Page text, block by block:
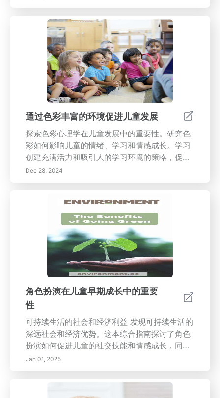
工具的好处，例如个性化的学习体验和课堂参与
度的提高。了解如何选择适合您教育需求的工
具，评估用户友好的功能，并跟上教育技术的未
来趋势。通过这些创新资源将传统学习转变为动
态体验，以满足多样化的学习风格并促进合作。
今天就加入互动教育的革命吧！
通过色彩丰富的环境促进儿童发展
探索色彩心理学在儿童发展中的重要性。研究色
彩如何影响儿童的情绪、学习和情感成长。学习
创建充满活力和吸引人的学习环境的策略，促进
创造力、专注力和社会互动。通过充满色彩的精
心设计空间来增强您孩子的发展！页面标题：儿
容描述：本综合指南探讨了色彩心理学与儿童发
展的关系，详细说明了不同色调如何影响儿童的
情感、学习环境和社会互动。从以明亮的颜色刺
激创造力到通过冷色调促进平静，了解各种颜色
在不同年龄和文化背景下对儿童的影响。获得设
计引人入胜的游戏区和学习空间的见解，以培养
创造力、情商和认知发展。学习在日常活动中结
合色彩的实用技巧，以支持您孩子的整体发展和
情感健康。
Dec 28, 2024
角色扮演在儿童早期成长中的重要
性
可持续生活的社会和经济利益 发现可持续生活的
深远社会和经济优势。这本综合指南探讨了角色
扮演如何促进儿童的社交技能和情感成长，同时
将其与可持续实践的更广泛背景相结合。 增强社
交技能 学习角色扮演如何促进儿童的沟通、合作
和同理心，为建立强大的人际关系和情感智力打
Jan 01, 2025